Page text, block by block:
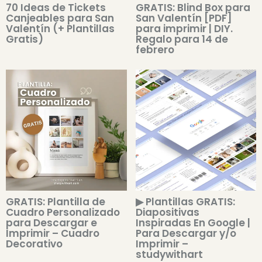
70 Ideas de Tickets
Canjeables para San
Valentín (+ Plantillas
Gratis)
GRATIS: Blind Box para
San Valentín [PDF]
para imprimir | DIY.
Regalo para 14 de
febrero
GRATIS: Plantilla de
Cuadro Personalizado
para Descargar e
Imprimir – Cuadro
Decorativo
▶ Plantillas GRATIS:
Diapositivas
Inspiradas En Google |
Para Descargar y/o
Imprimir –
studywithart